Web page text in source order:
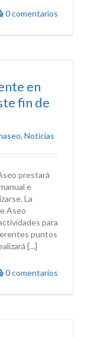
0 comentarios
en
fin de
, Noticias
prestará
e
La
Aseo
para
puntos
[...]
0 comentarios